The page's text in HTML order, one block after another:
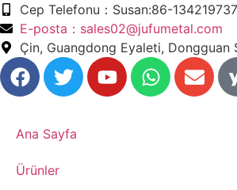
​Cep Telefonu：Susan:86-
​E-posta​：sales02@jufumetal.com
Çin, Guangdong Eyaleti, Dongguan
Ana Sayfa
​Ürünler